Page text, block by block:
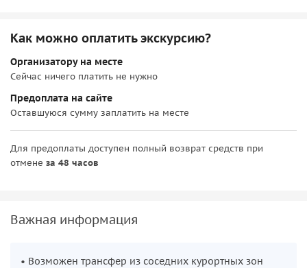
Личные расходы
Как можно оплатить экскурсию?
Организатору на месте
Сейчас ничего платить не нужно
Предоплата на сайте
Оставшуюся сумму заплатить на месте
Для предоплаты доступен полный возврат средств при
отмене за 48 часов
Важная информация
• Возможен трансфер из соседних курортных зон